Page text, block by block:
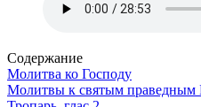
Содержание
Молитва ко Господу
Молитвы к святым